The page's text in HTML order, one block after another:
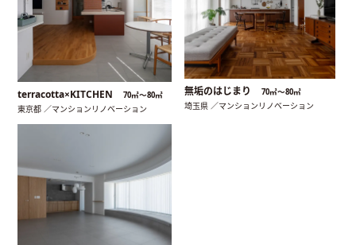
terracotta×KITCHEN 70㎡〜80㎡
東京都 ／マンションリノベーション
無垢のはじまり 70㎡〜80㎡
埼玉県 ／マンションリノベーション